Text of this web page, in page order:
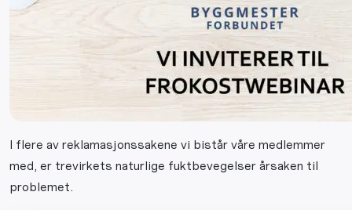
I flere av reklamasjonssakene vi bistår våre medlemmer
med, er trevirkets naturlige fuktbevegelser årsaken til
problemet.